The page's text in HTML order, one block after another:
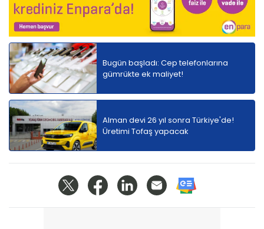
Bugün başladı: Cep telefonlarına
gümrükte ek maliyet!
Alman devi 26 yıl sonra Türkiye'de!
Üretimi Tofaş yapacak